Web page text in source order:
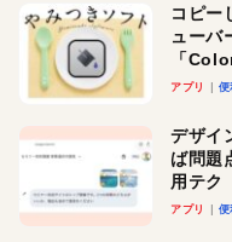
コピー
ューバ
「
アプリ 便
デザイ
ば問題
用テク
アプリ 便